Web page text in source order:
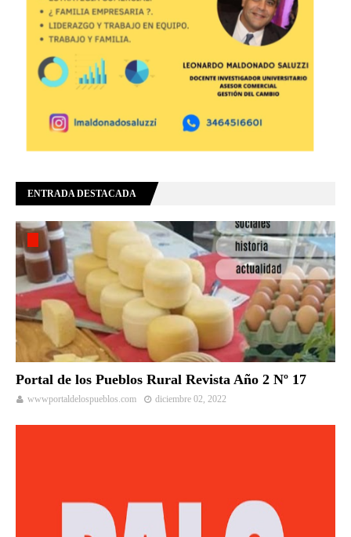
ENTRADA DESTACADA
Portal de los Pueblos Rural Revista Año 2 Nº 17
wwwportaldelospueblos.com diciembre 02, 2022